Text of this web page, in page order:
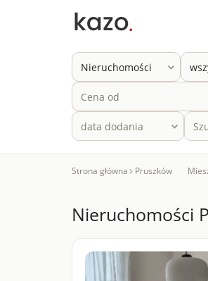
Strona główna Pruszków
Nieruchomości